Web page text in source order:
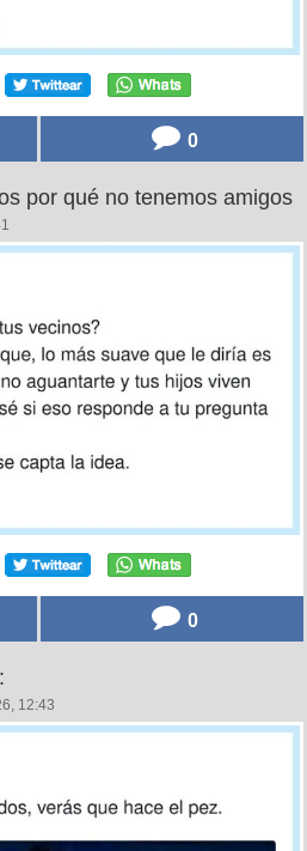
0
por qué no tenemos amigos
0
12:43